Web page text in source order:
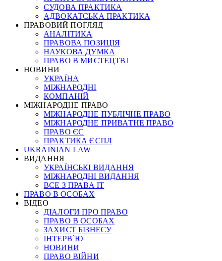
СУДОВА ПРАКТИКА
АДВОКАТСЬКА ПРАКТИКА
ПРАВОВИЙ ПОГЛЯД
АНАЛІТИКА
ПРАВОВА ПОЗИЦІЯ
НАУКОВА ДУМКА
ПРАВО В МИСТЕЦТВІ
НОВИНИ
УКРАЇНА
МІЖНАРОДНІ
КОМПАНІЙ
МІЖНАРОДНЕ ПРАВО
МІЖНАРОДНЕ ПУБЛІЧНЕ ПРАВО
МІЖНАРОДНЕ ПРИВАТНЕ ПРАВО
ПРАВО ЄС
ПРАКТИКА ЄСПЛ
UKRAINIAN LAW
ВИДАННЯ
УКРАЇНСЬКІ ВИДАННЯ
МІЖНАРОДНІ ВИДАННЯ
ВСЕ З ПРАВА ІТ
ПРАВО В ОСОБАХ
ВІДЕО
ДІАЛОГИ ПРО ПРАВО
ПРАВО В ОСОБАХ
ЗАХИСТ БІЗНЕСУ
ІНТЕРВ`Ю
НОВИНИ
ПРАВО ВІЙНИ